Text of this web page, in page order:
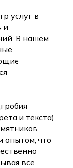
услуг в
и
В нашем
и текста)
опытом, что
все